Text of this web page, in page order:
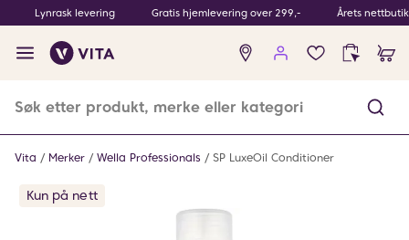
Lynrask levering Gratis hjemlevering over 299,- Årets
Ingen
produkter
Vita Merker Wella Professionals SP LuxeOil Conditioner
Kun på nett